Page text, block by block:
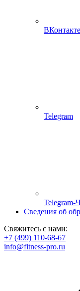
ВКонтакте
Telegram
Telegram-
Сведения об
Свяжитесь с нами:
+7 (499) 110-68-67
info@fitness-pro.ru